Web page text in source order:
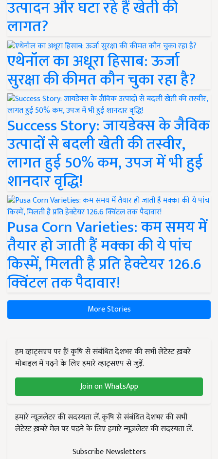
उत्पादन और घटा रहे हैं खेती की
लागत?
एथेनॉल का अधूरा हिसाब: ऊर्जा
सुरक्षा की कीमत कौन चुका रहा है?
Success Story: जायडेक्स के जैविक
उत्पादों से बदली खेती की तस्वीर,
लागत हुई 50% कम, उपज में भी हुई
शानदार वृद्धि!
Pusa Corn Varieties: कम समय में
तैयार हो जाती हैं मक्का की ये पांच
किस्में, मिलती है प्रति हेक्टेयर 126.6
क्विंटल तक पैदावार!
More Stories
हम व्हाट्सएप पर हैं! कृषि से संबंधित देशभर की सभी लेटेस्ट ख़बरें
मोबाइल में पढ़ने के लिए हमारे व्हाट्सएप से जुड़ें.
Join on WhatsApp
हमारे न्यूज़लेटर की सदस्यता लें. कृषि से संबंधित देशभर की सभी
लेटेस्ट ख़बरें मेल पर पढ़ने के लिए हमारे न्यूज़लेटर की सदस्यता लें.
Subscribe Newsletters